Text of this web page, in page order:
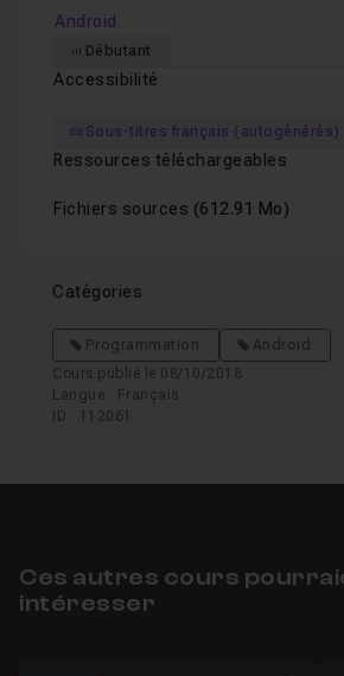
Android
Débutant
Accessibilité
Sous-titres français (autogénérés)
Ressources téléchargeables
Fichiers sources (612.91 Mo)
Catégories
Programmation
Android
Cours publié le 08/10/2018
Langue : Français
ID : 112061
Ces autres cours
intéresser